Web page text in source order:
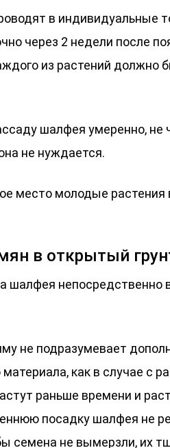
в индивидуальные
через 2 недели после
из растений должно
шалфея умеренно, не
не нуждается.
место молодые
в открытый
шалфея непосредственно
не подразумевает
как в случае с
раньше времени и
посадку шалфея не
семена не вымерзли, их